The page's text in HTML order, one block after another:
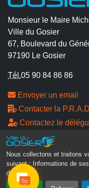
Nous collectons et traitons
suivant :
Informations de
des pages .
Monsieur le Maire
Ville du Gosier
67, Boulevard du
97190 Le Gosier
Tél.05 90 84 86 86
Envoyer un email
Contacter la
Contactez le
personnelles - D.P.O
Suivez-nous